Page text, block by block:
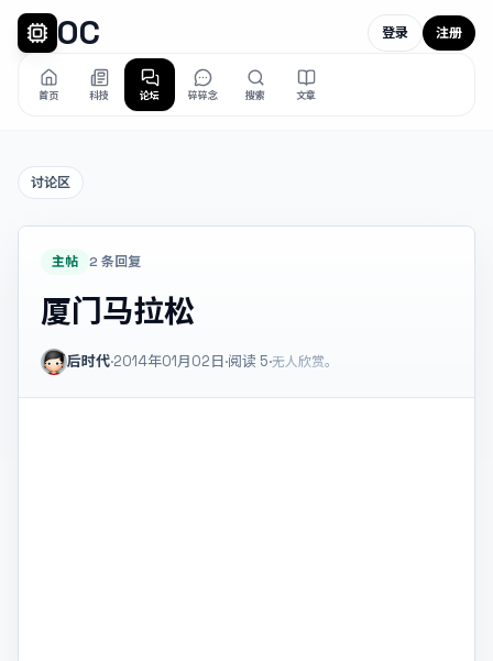
OC
首页 科技 论坛 碎碎念 搜索 文章
登录 注册
讨论区
主帖 2 条回复
厦门马拉松
后时代·2014年01月02日·阅读 5·无人欣赏。